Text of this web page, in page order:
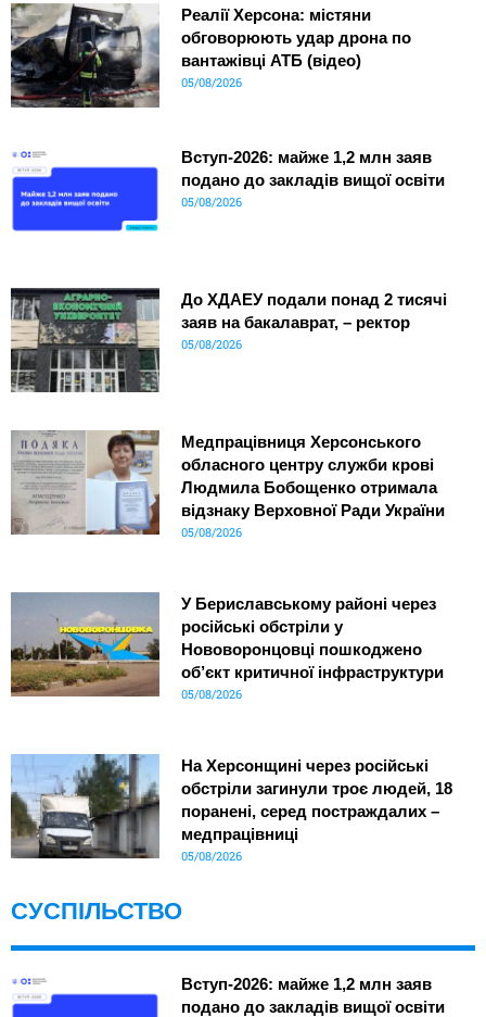
Реалії Херсона: містяни
обговорюють удар дрона по
вантажівці АТБ (відео)
05/08/2026
Вступ-2026: майже 1,2 млн заяв
подано до закладів вищої освіти
05/08/2026
До ХДАЕУ подали понад 2 тисячі
заяв на бакалаврат, – ректор
05/08/2026
Медпрацівниця Херсонського
обласного центру служби крові
Людмила Бобощенко отримала
відзнаку Верховної Ради України
05/08/2026
У Бериславському районі через
російські обстріли у
Нововоронцовці пошкоджено
об’єкт критичної інфраструктури
05/08/2026
На Херсонщині через російські
обстріли загинули троє людей, 18
поранені, серед постраждалих –
медпрацівниці
05/08/2026
СУСПІЛЬСТВО
Вступ-2026: майже 1,2 млн заяв
подано до закладів вищої освіти